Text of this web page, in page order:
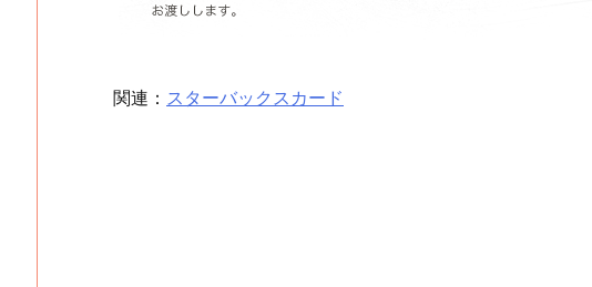
関連： スターバックスカード